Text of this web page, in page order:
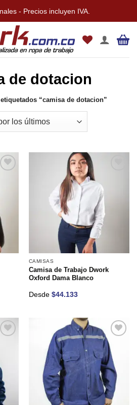
- Precios incluyen IVA.
de dotacion
“camisa de dotacion”
de
lista de
CAMISAS
Camisa de Trabajo Dwork
Oxford Dama Blanco
Desde $44.133
la
de
Añadir
a la
lista de
deseos